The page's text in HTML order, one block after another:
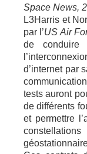
Space News,
L3Harris et
par l’US Air
de conduire
d’internet par
tests auront
de différents
et permettre